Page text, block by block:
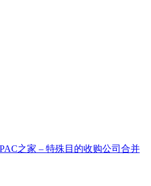
之家 – 特殊目的收购公司合并